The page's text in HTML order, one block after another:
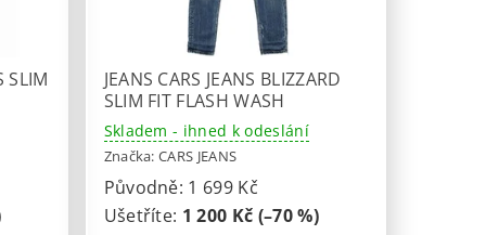
SLIM
JEANS CARS JEANS BLIZZARD
SLIM FIT FLASH WASH
Skladem - ihned k odeslání
Značka:CARS JEANS
Původně: 1 699 Kč
Ušetříte: 1 200 Kč (–70 %)